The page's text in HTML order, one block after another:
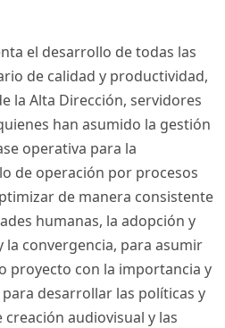
el desarrollo de todas las
de calidad y productividad,
la Alta Dirección, servidores
han asumido la gestión
operativa para la
de operación por procesos
de manera consistente
humanas, la adopción y
la convergencia, para asumir
proyecto con la importancia y
desarrollar las políticas y
audiovisual y las